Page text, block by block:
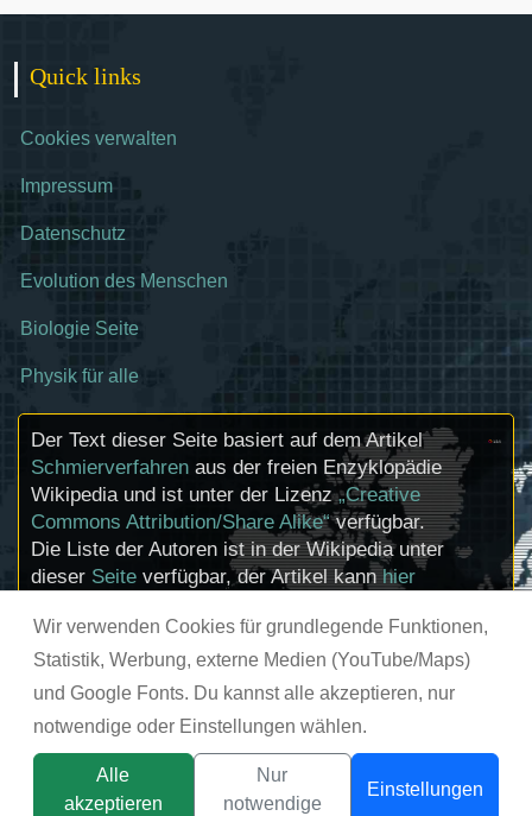
Wir verwenden Cookies für grundlegende Funktionen,
Statistik, Werbung, externe Medien (YouTube/Maps)
und Google Fonts. Du kannst alle akzeptieren, nur
notwendige oder Einstellungen wählen.
Alle
akzeptieren
Nur
notwendige
Einstellungen
Quick links
Cookies verwalten
Impressum
Datenschutz
Evolution des Menschen
Biologie Seite
Physik für alle
Der Text dieser Seite basiert auf dem Artikel
Schmierverfahren aus der freien Enzyklopädie
Wikipedia und ist unter der Lizenz„Creative
Commons Attribution/Share Alike“verfügbar.
Die Liste der Autoren ist in der Wikipedia unter
dieser Seite verfügbar, der Artikel kannhier
Urhebern und zum Lizenzstatus eingebundener
Mediendateien (etwa Bilder oder Videos) können
im Regelfall durch Anklicken dieser abgerufen
© chemie-schule.de 2026